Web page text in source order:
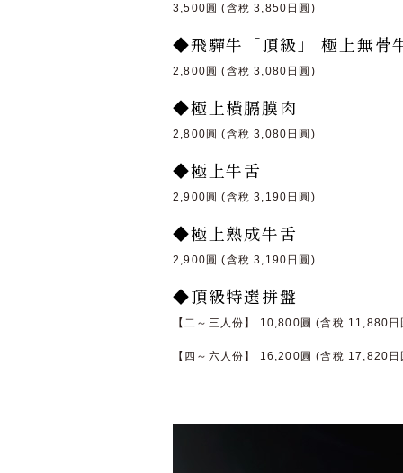
3,500圓 (含稅 3,850日圓)
◆飛驒牛「頂級」 極上無骨
2,800圓 (含稅 3,080日圓)
◆極上橫膈膜肉
2,800圓 (含稅 3,080日圓)
◆極上牛舌
2,900圓 (含稅 3,190日圓)
◆極上熟成牛舌
2,900圓 (含稅 3,190日圓)
◆頂級特選拼盤
【二～三人份】 10,800圓 (含稅 11,880日
【四～六人份】 16,200圓 (含稅 17,820日